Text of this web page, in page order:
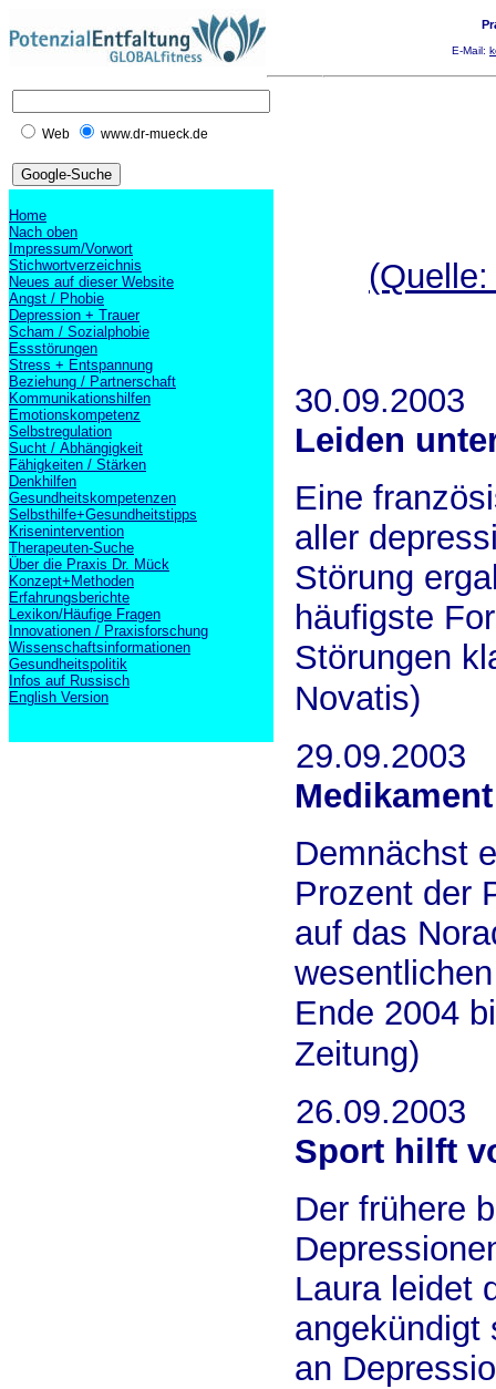
E-Mail:
Web www.dr-mueck.de
Home
Nach oben
Impressum/Vorwort
Stichwortverzeichnis
Neues auf dieser Website
Angst / Phobie
Depression + Trauer
Scham / Sozialphobie
Essstörungen
Stress + Entspannung
Beziehung / Partnerschaft
Kommunikationshilfen
Emotionskompetenz
Selbstregulation
Sucht / Abhängigkeit
Fähigkeiten / Stärken
Denkhilfen
Gesundheitskompetenzen
Selbsthilfe+Gesundheitstipps
Krisenintervention
Therapeuten-Suche
Über die Praxis Dr. Mück
Konzept+Methoden
Erfahrungsberichte
Lexikon/Häufige Fragen
Innovationen / Praxisforschung
Wissenschaftsinformationen
Gesundheitspolitik
Infos auf Russisch
English Version
30.09.2003
Leiden
Eine
aller
Störung
häufigste
Störungen
Novatis)
29.09.2003
Demnächst
Prozent der
auf das
Ende 2004
Zeitung)
26.09.2003
Sport hilft
Der frühere
Laura leidet
angekündigt
an